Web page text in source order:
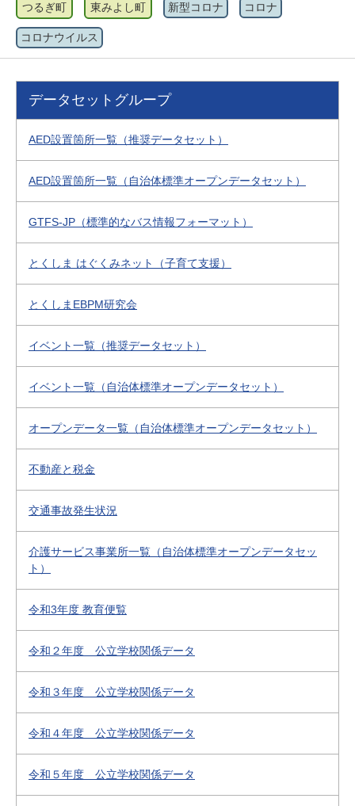
つるぎ町 東みよし町 新型コロナ コロナ
コロナウイルス
データセットグループ
AED設置箇所一覧（推奨データセット）
AED設置箇所一覧（自治体標準オープンデータセット）
GTFS-JP（標準的なバス情報フォーマット）
とくしま はぐくみネット（子育て支援）
とくしまEBPM研究会
イベント一覧（推奨データセット）
イベント一覧（自治体標準オープンデータセット）
オープンデータ一覧（自治体標準オープンデータセット）
不動産と税金
交通事故発生状況
介護サービス事業所一覧（自治体標準オープンデータセッ
ト）
令和3年度 教育便覧
令和２年度 公立学校関係データ
令和３年度 公立学校関係データ
令和４年度 公立学校関係データ
令和５年度 公立学校関係データ